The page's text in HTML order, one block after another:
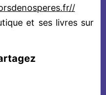
et ses livres sur